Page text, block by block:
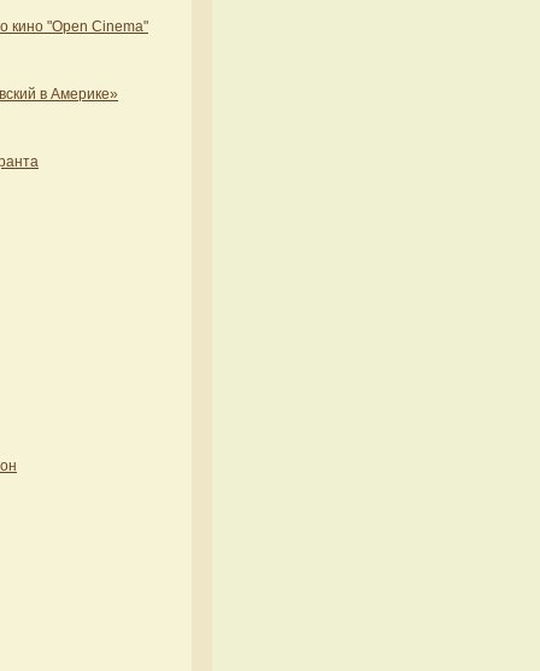
кино "Open Cinema"
в Америке»